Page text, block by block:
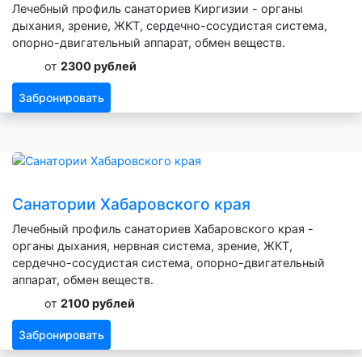
Лечебный профиль санаториев Киргизии - органы
дыхания, зрение, ЖКТ, сердечно-сосудистая система,
опорно-двигательный аппарат, обмен веществ.
от 2300 рублей
Забронировать
Санатории Хабаровского края
Лечебный профиль санаториев Хабаровского края -
органы дыхания, нервная система, зрение, ЖКТ,
сердечно-сосудистая система, опорно-двигательный
аппарат, обмен веществ.
от 2100 рублей
Забронировать